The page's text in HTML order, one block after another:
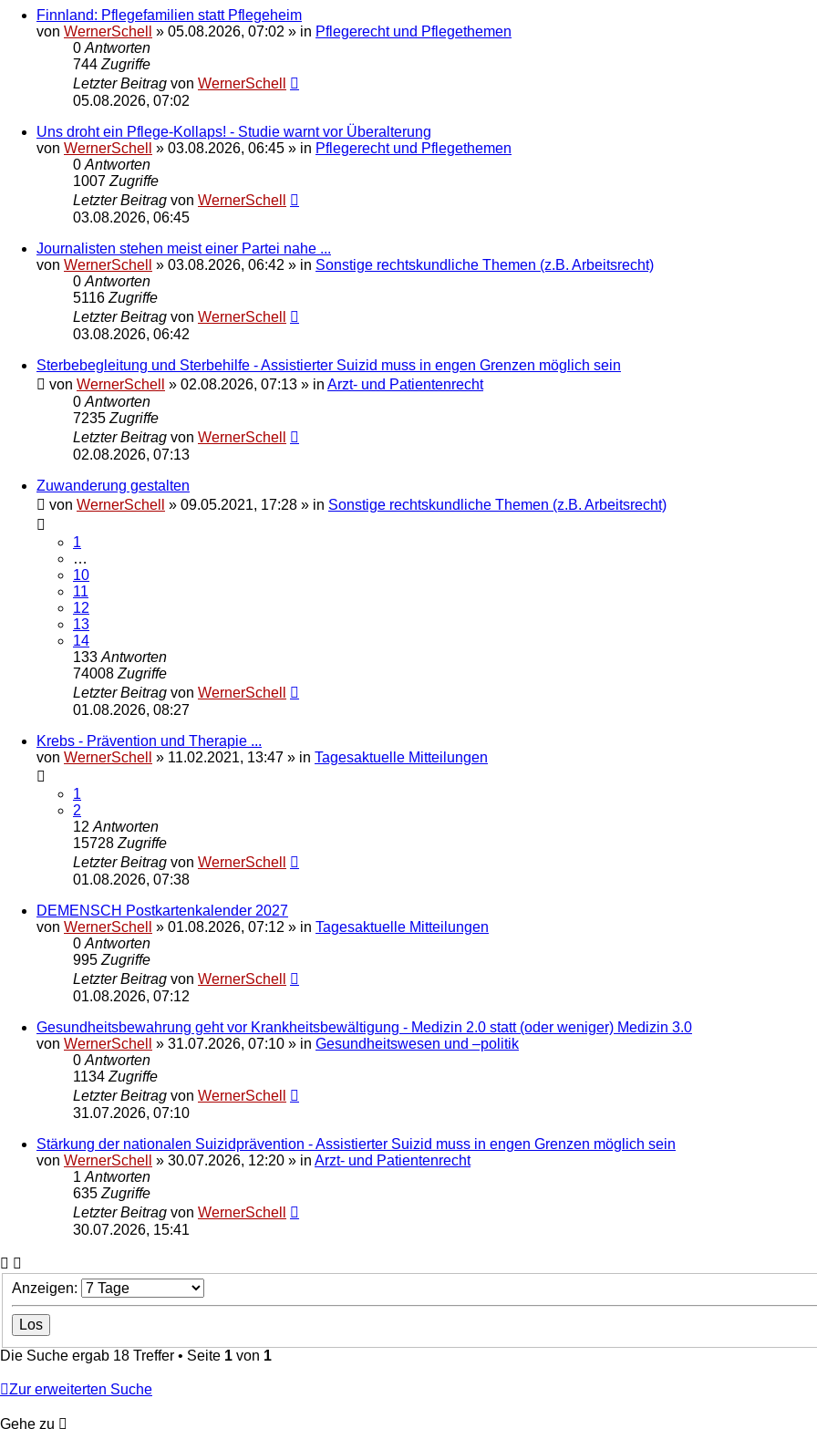
Finnland: Pflegefamilien statt Pflegeheim
von WernerSchell » 05.08.2026, 07:02 » in Pflegerecht und Pflegethemen
0 Antworten
744 Zugriffe
Letzter Beitrag von WernerSchell
05.08.2026, 07:02
Uns droht ein Pflege-Kollaps! - Studie warnt vor Überalterung
von WernerSchell » 03.08.2026, 06:45 » in Pflegerecht und Pflegethemen
0 Antworten
1007 Zugriffe
Letzter Beitrag von WernerSchell
03.08.2026, 06:45
Journalisten stehen meist einer Partei nahe ...
von WernerSchell » 03.08.2026, 06:42 » in Sonstige rechtskundliche Themen (z.B. Arbeitsrecht)
0 Antworten
5116 Zugriffe
Letzter Beitrag von WernerSchell
03.08.2026, 06:42
Sterbebegleitung und Sterbehilfe - Assistierter Suizid muss in engen Grenzen möglich sein
von WernerSchell » 02.08.2026, 07:13 » in Arzt- und Patientenrecht
0 Antworten
7235 Zugriffe
Letzter Beitrag von WernerSchell
02.08.2026, 07:13
Zuwanderung gestalten
von WernerSchell » 09.05.2021, 17:28 » in Sonstige rechtskundliche Themen (z.B. Arbeitsrecht)
1
…
10
11
12
13
14
133 Antworten
74008 Zugriffe
Letzter Beitrag von WernerSchell
01.08.2026, 08:27
Krebs - Prävention und Therapie ...
von WernerSchell » 11.02.2021, 13:47 » in Tagesaktuelle Mitteilungen
1
2
12 Antworten
15728 Zugriffe
Letzter Beitrag von WernerSchell
01.08.2026, 07:38
DEMENSCH Postkartenkalender 2027
von WernerSchell » 01.08.2026, 07:12 » in Tagesaktuelle Mitteilungen
0 Antworten
995 Zugriffe
Letzter Beitrag von WernerSchell
01.08.2026, 07:12
Gesundheitsbewahrung geht vor Krankheitsbewältigung - Medizin 2.0 statt (oder weniger) Medizin 3.0
von WernerSchell » 31.07.2026, 07:10 » in Gesundheitswesen und –politik
0 Antworten
1134 Zugriffe
Letzter Beitrag von WernerSchell
31.07.2026, 07:10
Stärkung der nationalen Suizidprävention - Assistierter Suizid muss in engen Grenzen möglich sein
von WernerSchell » 30.07.2026, 12:20 » in Arzt- und Patientenrecht
1 Antworten
635 Zugriffe
Letzter Beitrag von WernerSchell
30.07.2026, 15:41
Anzeigen:
Die Suche ergab 18 Treffer • Seite 1 von 1
Zur erweiterten Suche
Gehe zu